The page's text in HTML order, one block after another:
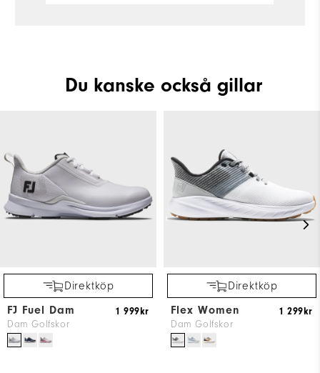
Du kanske också gillar
Direktköp
FJ Fuel Dam
Dam Golfskor
1 999kr
Direktköp
Flex Women
Dam Golfskor
1 299kr